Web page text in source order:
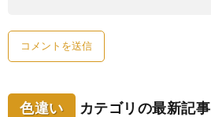
色違い カテゴリの最新記事